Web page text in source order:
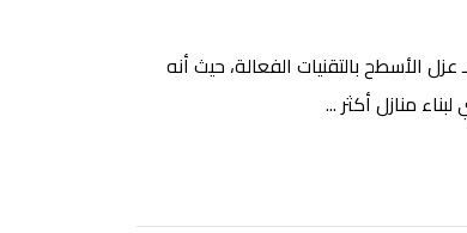
عزل الأسطح بالتقنيات الفعالة، حيث أنه
منازل أكثر ...